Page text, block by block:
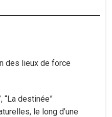
des lieux de force
“La destinée”
le long d’une